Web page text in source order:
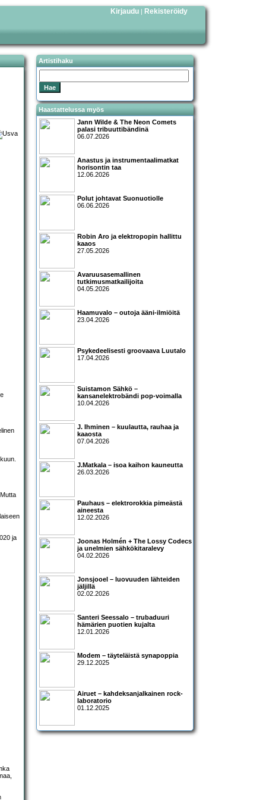
Kirjaudu | Rekisteröidy
ja
Artistihaku
Haastattelussa myös
Jann Wilde & The Neon Comets
palasi tribuuttibändinä
06.07.2026
Anastus ja instrumentaalimatkat
horisontin taa
12.06.2026
Polut johtavat Suonuotiolle
06.06.2026
Robin Aro ja elektropopin hallittu
kaaos
27.05.2026
Avaruusasemallinen
tutkimusmatkailijoita
04.05.2026
Haamuvalo – outoja ääni-ilmiöitä
23.04.2026
Psykedeelisesti groovaava Luutalo
17.04.2026
Suistamon Sähkö –
kansanelektrobändi pop-voimalla
10.04.2026
J. Ihminen – kuulautta, rauhaa ja
kaaosta
07.04.2026
J.Matkala – isoa kaihon kauneutta
26.03.2026
Pauhaus – elektrorokkia pimeästä
aineesta
12.02.2026
Joonas Holmén + The Lossy Codecs
ja unelmien sähkökitaralevy
04.02.2026
Jonsjooel – luovuuden lähteiden
jäljillä
02.02.2026
Santeri Seessalo – trubaduuri
hämärien puotien kujalta
12.01.2026
Modem – täyteläistä synapoppia
29.12.2025
Airuet – kahdeksanjalkainen rock-
laboratorio
01.12.2025